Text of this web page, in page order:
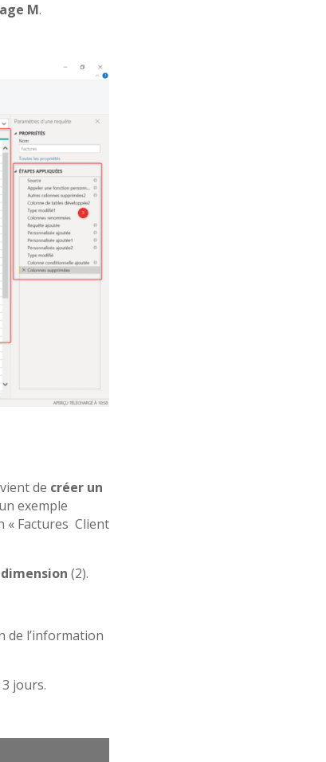
M.
de créer un
exemple
« Factures Client
(2).
de l’information
jours.